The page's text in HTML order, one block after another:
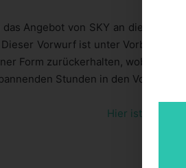
das Angebot von SKY an die ARD
Vorwurf ist unter Vorbehalt,
Form zurückerhalten, wobei ein
Stunden in den
Hier ist Live-